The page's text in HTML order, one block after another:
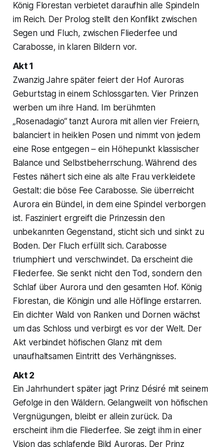
König Florestan verbietet daraufhin alle Spindeln
im Reich. Der Prolog stellt den Konflikt zwischen
Segen und Fluch, zwischen Fliederfee und
Carabosse, in klaren Bildern vor.
Akt 1
Zwanzig Jahre später feiert der Hof Auroras
Geburtstag in einem Schlossgarten. Vier Prinzen
werben um ihre Hand. Im berühmten
„Rosenadagio“ tanzt Aurora mit allen vier Freiern,
balanciert in heiklen Posen und nimmt von jedem
eine Rose entgegen – ein Höhepunkt klassischer
Balance und Selbstbeherrschung. Während des
Festes nähert sich eine als alte Frau verkleidete
Gestalt: die böse Fee Carabosse. Sie überreicht
Aurora ein Bündel, in dem eine Spindel verborgen
ist. Fasziniert ergreift die Prinzessin den
unbekannten Gegenstand, sticht sich und sinkt zu
Boden. Der Fluch erfüllt sich. Carabosse
triumphiert und verschwindet. Da erscheint die
Fliederfee. Sie senkt nicht den Tod, sondern den
Schlaf über Aurora und den gesamten Hof. König
Florestan, die Königin und alle Höflinge erstarren.
Ein dichter Wald von Ranken und Dornen wächst
um das Schloss und verbirgt es vor der Welt. Der
Akt verbindet höfischen Glanz mit dem
unaufhaltsamen Eintritt des Verhängnisses.
Akt 2
Ein Jahrhundert später jagt Prinz Désiré mit seinem
Gefolge in den Wäldern. Gelangweilt von höfischen
Vergnügungen, bleibt er allein zurück. Da
erscheint ihm die Fliederfee. Sie zeigt ihm in einer
Vision das schlafende Bild Auroras. Der Prinz